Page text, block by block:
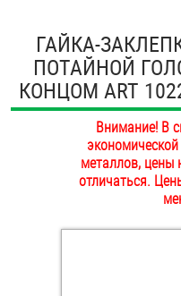
ОПЛАТА И ДОСТАВКА
НАШИ МАГАЗИНЫ
Втулки
Гайки
Дюбели
Дюймовый крепёж
ГАЙКА-
ПОТАЙНОЙ
КОНЦОМ ART
Внимание! В
металлов, цены
отличаться.